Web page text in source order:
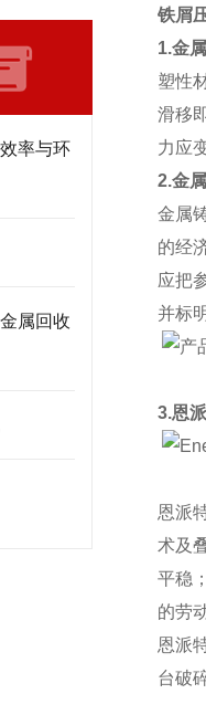
率与环
属回收
铁屑
1.金
塑性
滑移
力应
2.金
金属
的经
应把
并标
3.恩
恩派
术及
平稳
的劳
恩派
台破